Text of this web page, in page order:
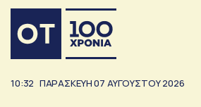
10:32 ΠΑΡΑΣΚΕΥΗ07 ΑΥΓΟΥΣΤΟΥ2026